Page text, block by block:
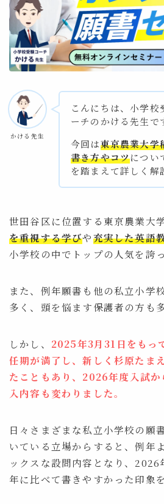
制作・巧緻性対策
お問い合わせ
かける先生
こんにちは、小学校
ーチのかける先生で
今回は東京農業大学
書き方やコツについ
を踏まえて詳しく解
世田谷区に位置する東京農業大
を重視する学びや充実した英語
小学校の中でトップの人気を誇
また、例年願書も他の私立小学
多く、頭を悩ます保護者の方も
しかし、 2025年3月31日をもっ
任期が満了し、新しく杉原たま
たこともあり、2026年度入試か
入内容も変わりました。
日々さまざまな私立小学校の願
いている立場からすると、例年
ックスな設問内容となり、2026
年に比べて書きやすかった印象